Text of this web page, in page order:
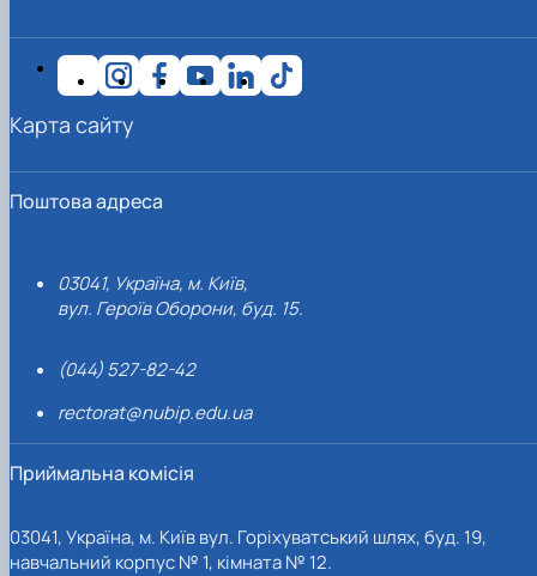
Поштова адреса
03041, Україна, м. Київ,
вул. Героїв Оборони, буд. 15.
(044) 527-82-42
rectorat@nubip.edu.ua
Приймальна комісія
03041, Україна, м. Київ вул. Горіхуватський шлях, буд. 19,
навчальний корпус № 1, кімната № 12.
Карта сайту